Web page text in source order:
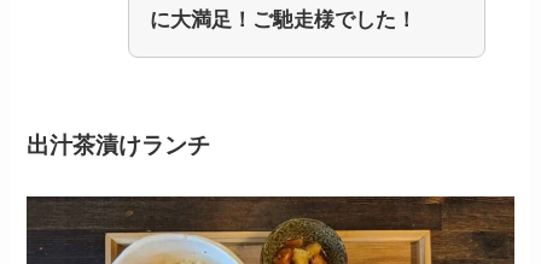
に大満足！ご馳走様でした！
出汁茶漬けランチ